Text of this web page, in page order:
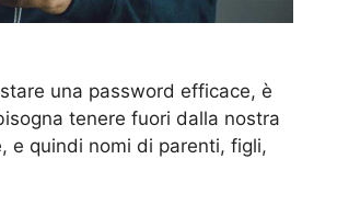
una password efficace, è
tenere fuori dalla nostra
e quindi nomi di parenti, figli,